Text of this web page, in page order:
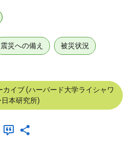
震災への備え 被災状況
カイブ (ハーバード大学ライシャワ
日本研究所)